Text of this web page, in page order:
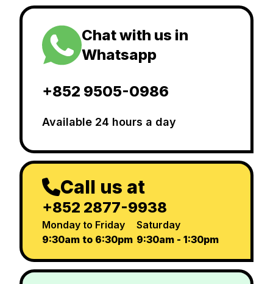
Chat with us in
Whatsapp
+852 9505-0986
Available 24 hours a day
Call us at
+852 2877-9938
Monday to Friday
9:30am to 6:30pm
Saturday
9:30am - 1:30pm